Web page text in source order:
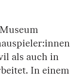
als auch in
In einem